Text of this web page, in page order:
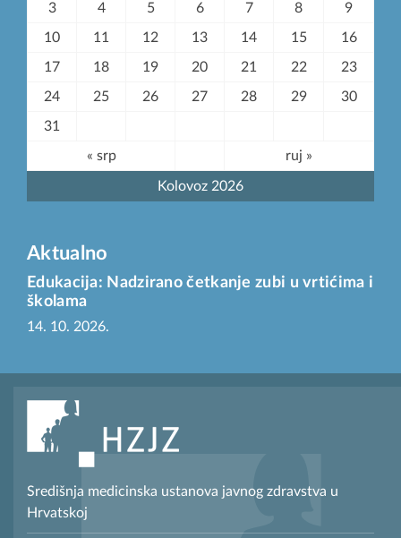
Kolovoz 2026
3 4 5 6 7 8 9
10 11 12 13 14 15 16
17 18 19 20 21 22 23
24 25 26 27 28 29 30
31
« srp ruj »
Aktualno
Edukacija: Nadzirano četkanje zubi u vrtićima i
školama
14. 10. 2026.
Središnja medicinska ustanova javnog zdravstva u
Hrvatskoj